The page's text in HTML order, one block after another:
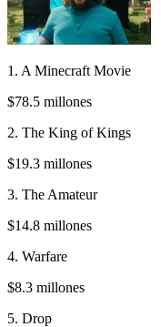
1. A Minecraft Movie
$78.5 millones
2. The King of Kings
$19.3 millones
3. The Amateur
$14.8 millones
4. Warfare
$8.3 millones
5. Drop